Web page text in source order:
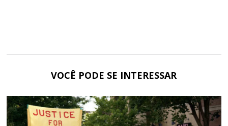
VOCÊ PODE SE INTERESSAR